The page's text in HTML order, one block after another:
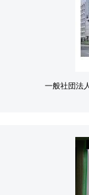
一般社団法